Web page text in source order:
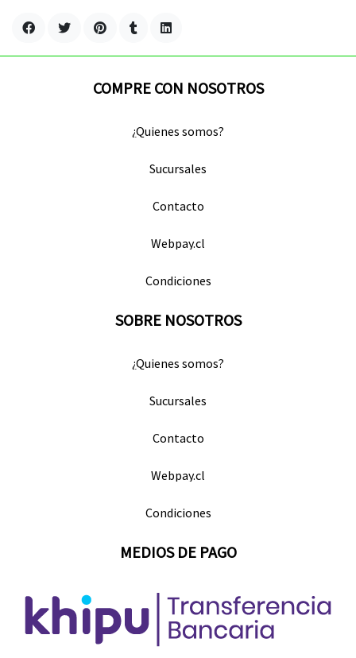
COMPRE CON NOSOTROS
¿Quienes somos?
Sucursales
Contacto
Webpay.cl
Condiciones
SOBRE NOSOTROS
¿Quienes somos?
Sucursales
Contacto
Webpay.cl
Condiciones
MEDIOS DE PAGO